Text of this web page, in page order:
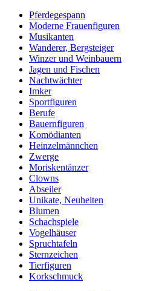
Pferdegespann
Moderne Frauenfiguren
Musikanten
Wanderer, Bergsteiger
Winzer und Weinbauern
Jagen und Fischen
Nachtwächter
Imker
Sportfiguren
Berufe
Bauernfiguren
Komödianten
Heinzelmännchen
Zwerge
Moriskentänzer
Clowns
Abseiler
Unikate, Neuheiten
Blumen
Schachspiele
Vogelhäuser
Spruchtafeln
Sternzeichen
Tierfiguren
Korkschmuck